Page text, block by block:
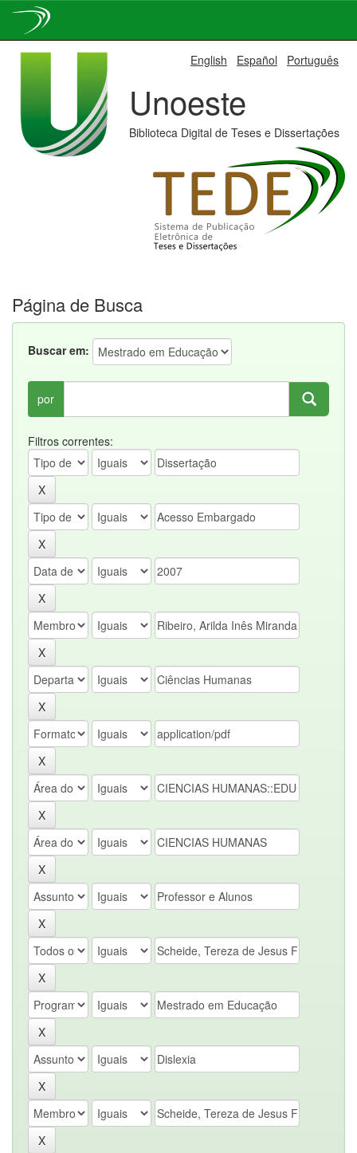
English Español Português
Unoeste
Biblioteca Digital de Teses e Dissertações
Página de Busca
Buscar em:
por
Filtros correntes: